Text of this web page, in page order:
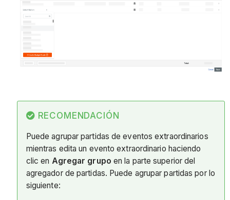
RECOMENDACIÓN
Puede agrupar partidas de eventos extraordinarios
mientras edita un evento extraordinario haciendo
clic en Agregar grupo en la parte superior del
agregador de partidas. Puede agrupar partidas por lo
siguiente: